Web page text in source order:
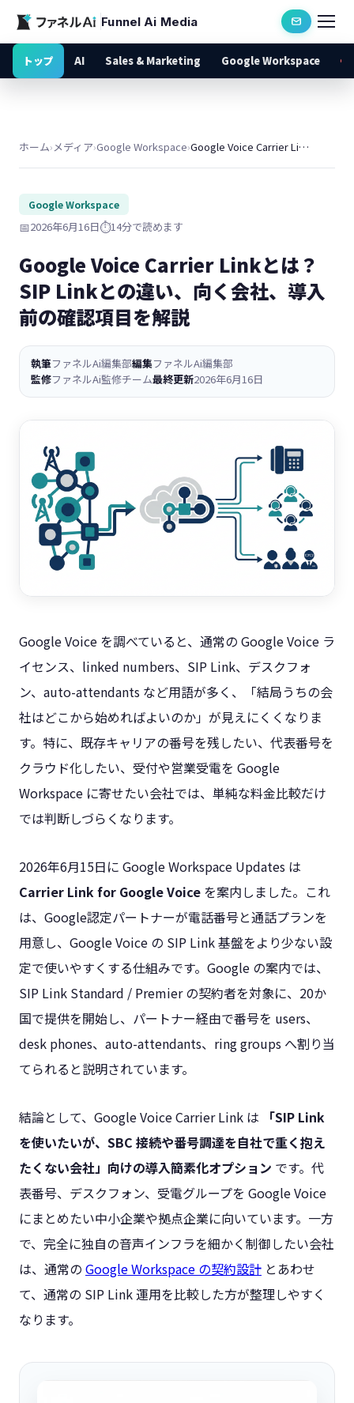
Funnel Ai Media
トップ AI Sales & Marketing Google Workspace
ホーム›メディア›Google Workspace› Google Voice Carrier Linkとは？SIP Linkとの違い、向く会社、導入前の確認項目を解説
Google Workspace
📅2026年6月16日⏱️14分で読めます
Google Voice Carrier Linkとは？
SIP Linkとの違い、向く会社、導入
前の確認項目を解説
執筆ファネルAi編集部編集ファネルAi編集部
監修ファネルAi監修チーム最終更新2026年6月16日
Google Voice を調べていると、通常の Google Voice ラ
イセンス、linked numbers、SIP Link、デスクフォ
ン、auto-attendants など用語が多く、「結局うちの会
社はどこから始めればよいのか」が見えにくくなりま
す。特に、既存キャリアの番号を残したい、代表番号を
クラウド化したい、受付や営業受電を Google
Workspace に寄せたい会社では、単純な料金比較だけ
では判断しづらくなります。
2026年6月15日に Google Workspace Updates は
Carrier Link for Google Voice を案内しました。これ
は、Google認定パートナーが電話番号と通話プランを
用意し、Google Voice の SIP Link 基盤をより少ない設
定で使いやすくする仕組みです。Google の案内では、
SIP Link Standard / Premier の契約者を対象に、20か
国で提供を開始し、パートナー経由で番号を users、
desk phones、auto-attendants、ring groups へ割り当
てられると説明されています。
結論として、Google Voice Carrier Link は
「SIP Link
を使いたいが、SBC 接続や番号調達を自社で重く抱え
たくない会社」向けの導入簡素化オプション です。代
表番号、デスクフォン、受電グループを Google Voice
にまとめたい中小企業や拠点企業に向いています。一方
で、完全に独自の音声インフラを細かく制御したい会社
は、通常の Google Workspace の契約設計 とあわせ
て、通常の SIP Link 運用を比較した方が整理しやすく
なります。